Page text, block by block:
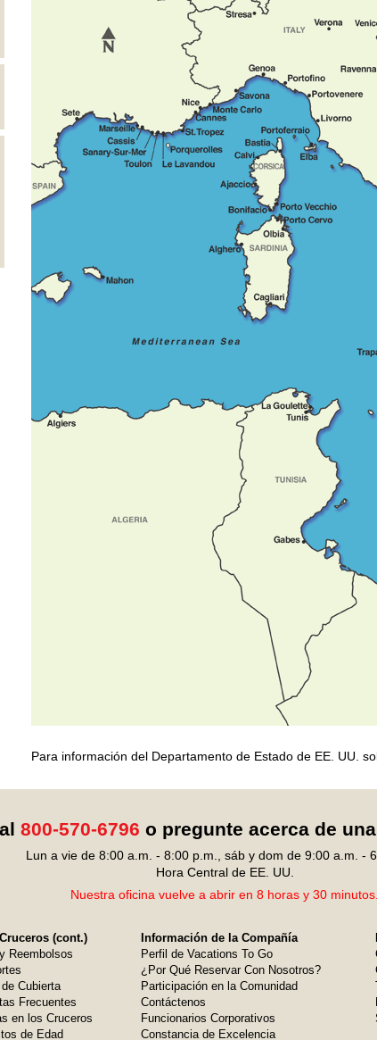
Para información del Departamento de Estado de EE. UU.
800-570-6796 o pregunte acerca de
Lun a vie de 8:00 a.m. - 8:00 p.m., sáb y dom de 9:00 a.m. -
Hora Central de EE. UU.
Nuestra oficina vuelve a abrir en 8 horas y 30 minutos.
(cont.)
Reembolsos
Cubierta
Frecuentes
en los Cruceros
de Edad
Información de la Compañía
Perfil de Vacations To Go
¿Por Qué Reservar Con Nosotros?
Participación en la Comunidad
Contáctenos
Funcionarios Corporativos
Constancia de Excelencia